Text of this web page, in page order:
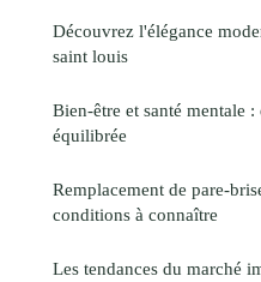
Découvrez l'élégance
saint louis
Bien-être et santé mentale
équilibrée
Remplacement de
conditions à connaître
Les tendances du marché